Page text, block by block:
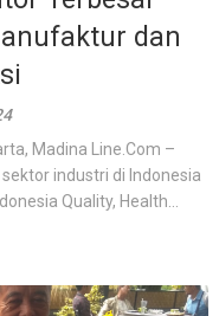
dan
Madina Line.Com –
industri di Indonesia
Quality, Health...